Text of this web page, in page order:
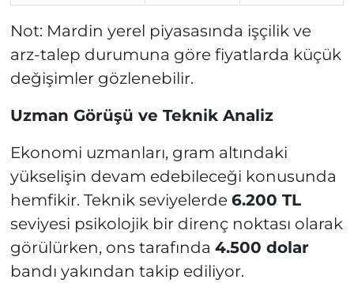
Not: Mardin yerel piyasasında işçilik ve
arz-talep durumuna göre fiyatlarda küçük
değişimler gözlenebilir.
Uzman Görüşü ve Teknik Analiz
Ekonomi uzmanları, gram altındaki
yükselişin devam edebileceği konusunda
hemfikir. Teknik seviyelerde 6.200 TL
seviyesi psikolojik bir direnç noktası olarak
görülürken, ons tarafında 4.500 dolar
bandı yakından takip ediliyor.